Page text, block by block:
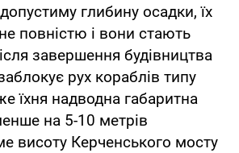
глибину осадки, їх
повністю і вони стають
завершення будівництва
рух кораблів типу
їхня надводна габаритна
на 5-10 метрів
висоту Керченського мосту